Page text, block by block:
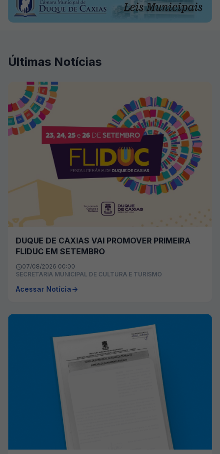
Últimas Notícias
DUQUE DE CAXIAS VAI PROMOVER PRIMEIRA
FLIDUC EM SETEMBRO
07/08/2026 00:00
SECRETARIA MUNICIPAL DE CULTURA E TURISMO
Acessar Notícia